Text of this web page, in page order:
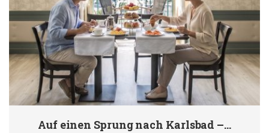
Auf einen Sprung nach Karlsbad –…